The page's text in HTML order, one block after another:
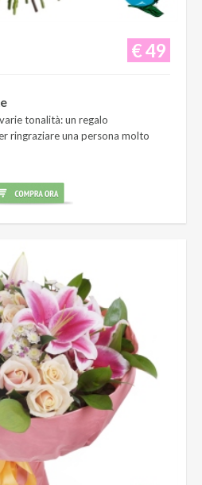
€ 49
tonalità: un regalo
ringraziare una persona molto